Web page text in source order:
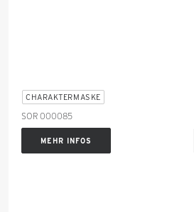
CHARAKTERMASKE
SOR 000085
MEHR INFOS